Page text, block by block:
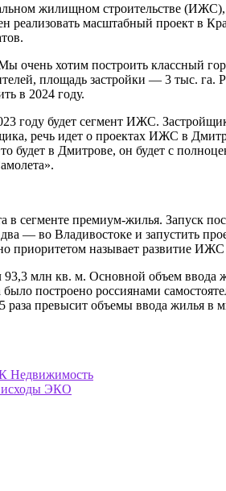
жилищном строительстве
масштабный проект в
очень хотим построить классный
площадь застройки — 3 тыс. га.
в 2024 году.
будет сегмент ИЖС. Застройщик
речь идет о проектах ИЖС в
будет в Дмитрове, он будет с
сегменте премиум-жилья. Запуск
— во Владивостоке и запустить
приоритетом называет развитие
млн кв. м. Основной объем ввода
построено россиянами
превысит объемы ввода жилья в
Недвижимость
исходы ЭКО